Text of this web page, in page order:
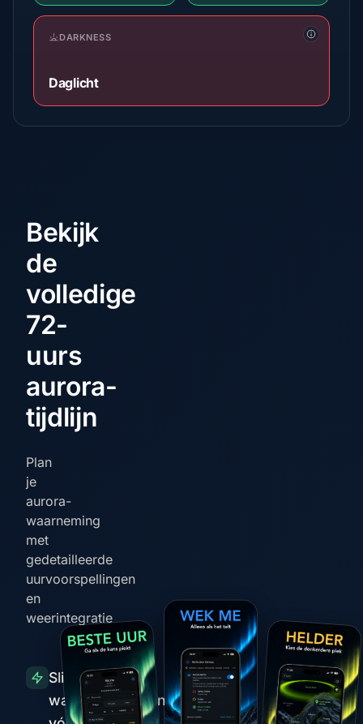
DARKNESS
Daglicht
Bekijk
de
volledige
72-
uurs
aurora-
tijdlijn
Plan
je
aurora-
waarneming
met
gedetailleerde
uurvoorspellingen
en
weerintegratie
Slimme
waarschuwingen